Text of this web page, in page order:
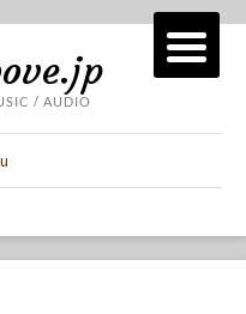
/ AUDIO